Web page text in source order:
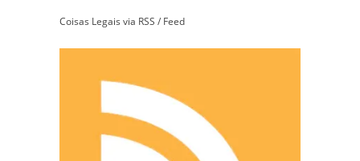
Coisas Legais via RSS / Feed